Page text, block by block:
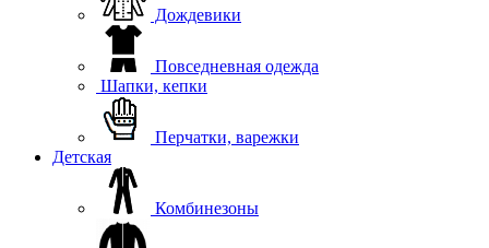
Дождевики
Повседневная одежда
Шапки, кепки
Перчатки, варежки
Детская
Комбинезоны